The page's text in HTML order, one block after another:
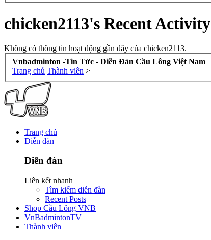
chicken2113's Recent Activity
Không có thông tin hoạt động gần đây của chicken2113.
Vnbadminton -Tin Tức - Diễn Đàn Cầu Lông Việt Nam
Trang chủ Thành viên >
Trang chủ
Diễn đàn
Diễn đàn
Liên kết nhanh
Tìm kiếm diễn đàn
Recent Posts
Shop Cầu Lông VNB
VnBadmintonTV
Thành viên